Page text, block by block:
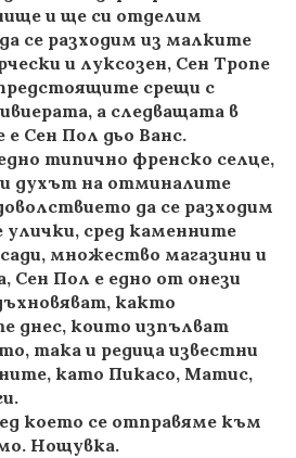
и ще си отделим
се разходим из малките
и луксозен, Сен Тропе
срещи с
а следващата в
Сен Пол дьо Ванс.
типично френско селце,
духът на отминалите
да се разходим
сред каменните
множество магазини и
Сен Пол е едно от онези
както
днес, които изпълват
така и редица известни
като Пикасо, Матис,
което се отправяме към
Нощувка.